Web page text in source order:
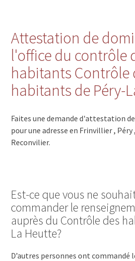
Attestation de
l'office du contrôle
habitants Contrôle
habitants de Péry-
Faites une demande d'attestation
pour une adresse en Frinvillier , Péry
Reconvilier.
Est-ce que vous ne
commander le
auprès du Contrôle des
La Heutte?
D’autres personnes ont commandé